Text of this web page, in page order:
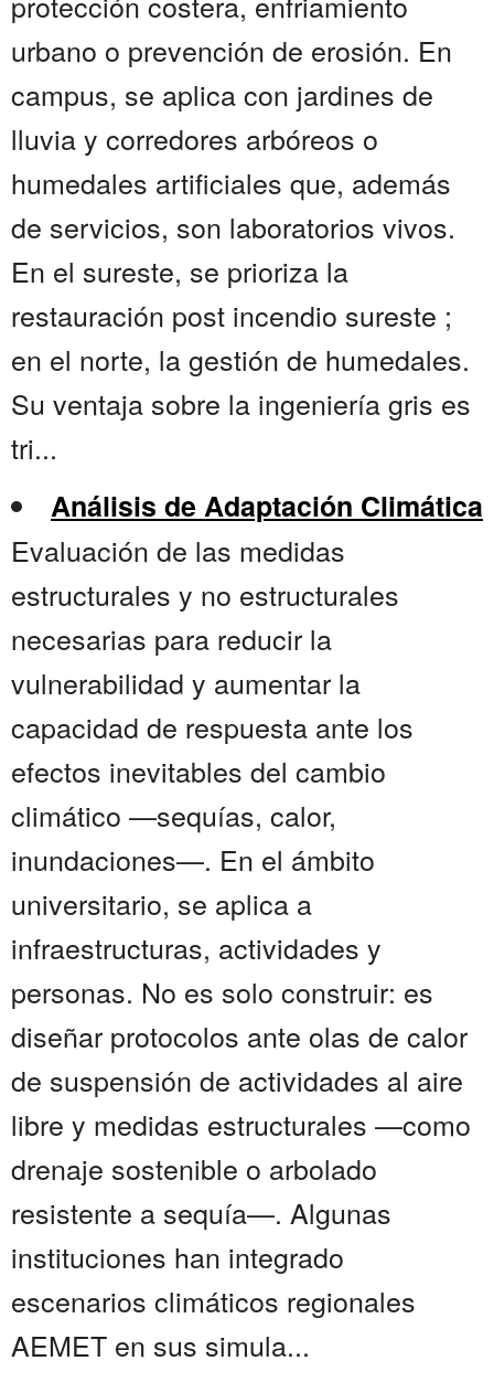
urbano o prevención de erosión. En
campus, se aplica con jardines de
lluvia y corredores arbóreos o
humedales artificiales que, además
de servicios, son laboratorios vivos.
En el sureste, se prioriza la
restauración post incendio sureste ;
en el norte, la gestión de humedales.
Su ventaja sobre la ingeniería gris es
tri...
Análisis de Adaptación Climática
Evaluación de las medidas
estructurales y no estructurales
necesarias para reducir la
vulnerabilidad y aumentar la
capacidad de respuesta ante los
efectos inevitables del cambio
climático —sequías, calor,
inundaciones—. En el ámbito
universitario, se aplica a
infraestructuras, actividades y
personas. No es solo construir: es
diseñar protocolos ante olas de calor
de suspensión de actividades al aire
libre y medidas estructurales —como
drenaje sostenible o arbolado
resistente a sequía—. Algunas
instituciones han integrado
escenarios climáticos regionales
AEMET en sus simula...